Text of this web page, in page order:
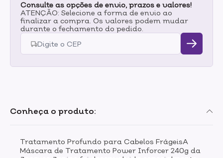
resistentes.Fortalecimento e Crescimento
SaudávelEnriquecida com ativos fortalecedores, a
Power Inforcer estimula o crescimento saudável dos
fios, ao mesmo tempo que reduz a quebra e previne
danos futuros. É ideal para quem deseja manter o
cabelo longo sem abrir mão da resistência e
vitalidade.Diferenciais de Fórmula ProfissionalCom
cuidado ideal para transformar a saúde do seu cabelo
Inforcer e conquiste um cabelo resistente, forte e
deslumbrante. O tratamento que seus fios merecem
Consulte as opções de envio, prazos e valores!
ATENÇÃO: Selecione a forma de envio ao
finalizar a compra. Os valores podem mudar
durante o fechamento do pedido.
Conheça o produto:
Tratamento Profundo para Cabelos FrágeisA
Máscara de Tratamento Power Inforcer 240g da